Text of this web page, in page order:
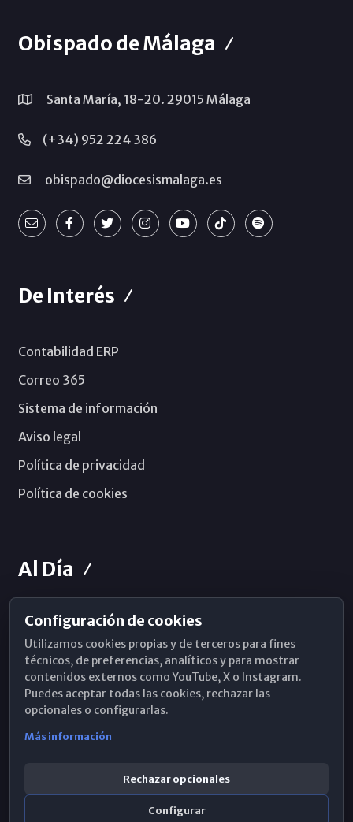
Obispado de Málaga
Santa María, 18-20. 29015 Málaga
(+34) 952 224 386
obispado@diocesismalaga.es
De Interés
Contabilidad ERP
Correo 365
Sistema de información
Aviso legal
Política de privacidad
Política de cookies
Al Día
Horarios de Misa
Hemeroteca
WhatsApp
Configuración de cookies
Utilizamos cookies propias y de terceros para fines
técnicos, de preferencias, analíticos y para mostrar
contenidos externos como YouTube, X o Instagram.
Puedes aceptar todas las cookies, rechazar las
opcionales o configurarlas.
Más información
Rechazar opcionales
Configurar